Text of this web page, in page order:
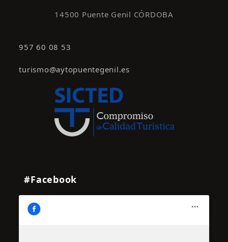
14500 Puente Genil CÓRDOBA
957 60 08 53
turismo@aytopuentegenil.es
#Facebook